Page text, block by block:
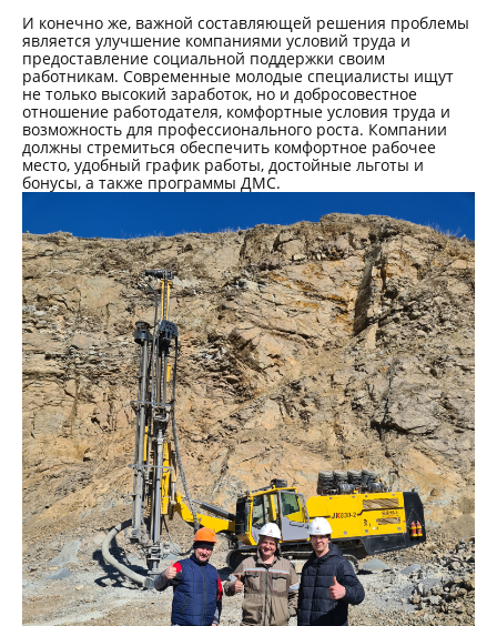
И конечно же, важной составляющей решения проблемы
является улучшение компаниями условий труда и
предоставление социальной поддержки своим
работникам. Современные молодые специалисты ищут
не только высокий заработок, но и добросовестное
отношение работодателя, комфортные условия труда и
возможность для профессионального роста. Компании
должны стремиться обеспечить комфортное рабочее
место, удобный график работы, достойные льготы и
бонусы, а также программы ДМС.